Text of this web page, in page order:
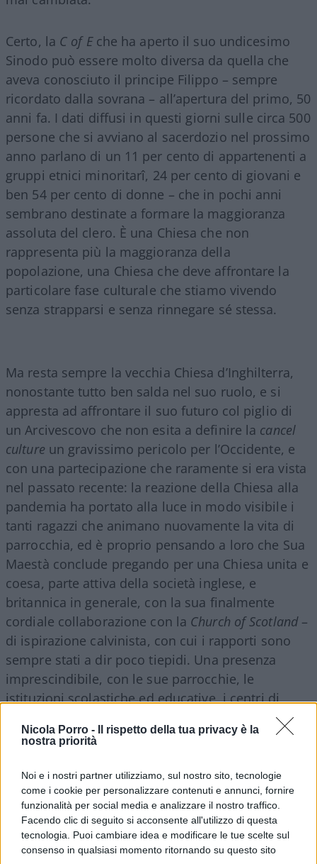
Nicola Porro -
Il rispetto della tua privacy è la
nostra priorità
Noi e i nostri partner utilizziamo, sul nostro sito, tecnologie
come i cookie per personalizzare contenuti e annunci, fornire
funzionalità per social media e analizzare il nostro traffico.
Facendo clic di seguito si acconsente all'utilizzo di questa
tecnologia. Puoi cambiare idea e modificare le tue scelte sul
consenso in qualsiasi momento ritornando su questo sito
Certo, la C of E che ha aperto il suo undicesimo
Sinodo può essere molto diversa da quella che
aveva conosciuto il principe Filippo – sempre
ricordato dalla sovrana – all’apertura del primo, 50
anni fa. I dati diffusi in questi giorni sulle circa 500
persone che si avviano al sacerdozio nel prossimo
anno parlano di un 11 per cento di appartenenti a
gruppi etnici minoritarî, 24 per cento di giovani e
ben 54 per cento di donne – che in pochi anni
sembrano destinate a formare la maggioranza
assoluta del clero. È una Chiesa che non
rappresenta più la maggioranza della
popolazione, una Chiesa che deve affrontare la
particolare fase culturale che stiamo vivendo
senza strapparsi e senza rinnegare sé stessa.
Ma resta sempre la vecchia Chiesa d’Inghilterra,
nonostante tutto ben salda nel suo ruolo, e si
appresta ad affrontare il suo futuro col piglio di
un Arcivescovo che non esita a definire la cancel
culture un gravissimo pericolo per l’Occidente, e
con una partecipazione che raramente si era vista
nel passato recente: la reazione della Chiesa alla
pandemia ha portato alla luce in modo visibile i
tanti ragazzi che animano nuovamente la vita di
parrocchia, ed è proprio pensando a loro che Sua
Maestà conclude pregando per una Chiesa unita e
coesa, parte attiva della società inglese, e
britannica in generale, con la sua finalmente
cordiale collaborazione con la Church of Scotland–
di ispirazione calvinista, con cui i rapporti sono
sempre stati a dir poco tiepidi. Una presenza
imprescindibile, con le sue parrocchie, le
istituzioni scolastiche ed educative, i centri di
assistenza, le mense, le strutture ospedaliere.
gli evangelici e gli anglo-cattolici, per i
tradizionalisti e iliberal, ad unire le funzioni online
e lehigh masscantate? Sua Maestà crede di sì, e
per questo prega e lavora, perché la
pluricentenaria istituzione possa resistere unita